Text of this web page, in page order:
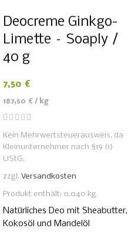
Deocreme Ginkgo-
Limette – Soaply /
40 g
7,50 €
187,50 € / kg
Kein Mehrwertsteuerausweis, da
Kleinunternehmer nach §19 (1)
UStG.
zzgl. Versandkosten
Produkt enthält: 0,040 kg
Natürliches Deo mit Sheabutter,
Kokosöl und Mandelöl